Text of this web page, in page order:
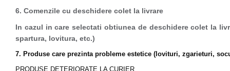
6. Comenzile cu deschidere colet la livrare
In cazul in care selectati obtiunea de deschidere colet la
spartura, lovitura, etc.)
7. Produse care prezinta probleme estetice (lovituri, zgarieturi,
PRODUSE DETERIORATE LA CURIER